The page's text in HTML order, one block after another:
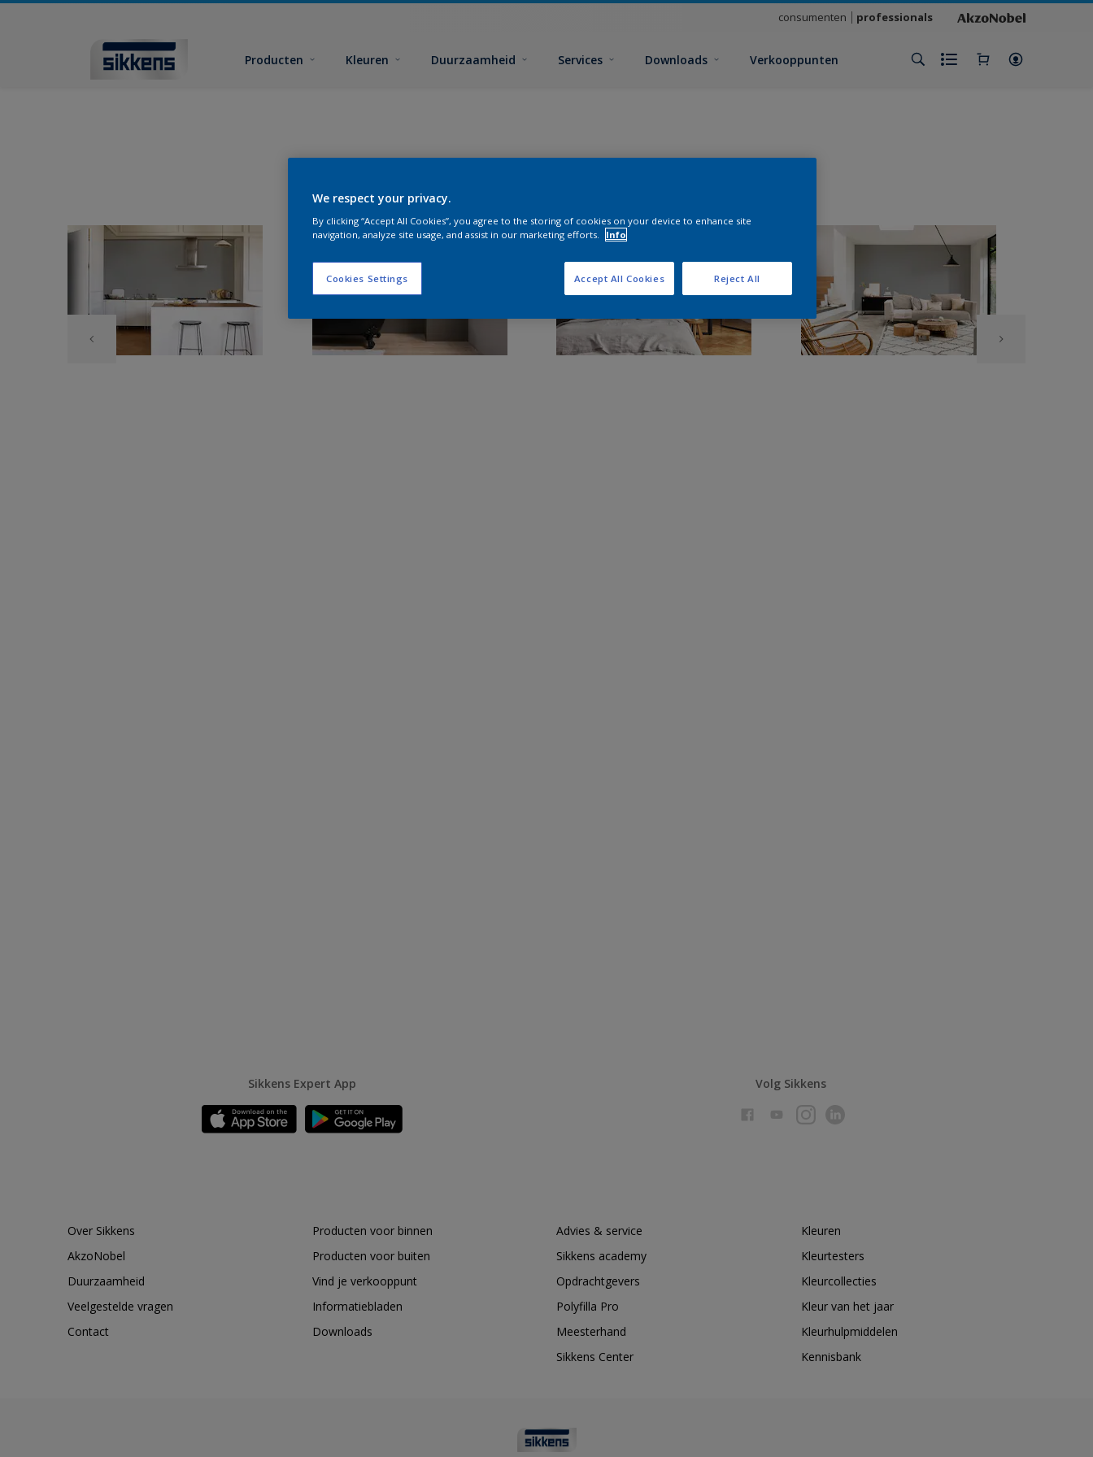
consumenten professionals
Producten Kleuren Duurzaamheid Services Downloads Verkooppunten
Sikkens Expert App Volg Sikkens
Over Sikkens
AkzoNobel
Duurzaamheid
Veelgestelde vragen
Contact
Producten voor binnen
Producten voor buiten
Vind je verkooppunt
Informatiebladen
Downloads
Advies & service
Sikkens academy
Opdrachtgevers
Polyfilla Pro
Meesterhand
Sikkens Center
Kleuren
Kleurtesters
Kleurcollecties
Kleur van het jaar
Kleurhulpmiddelen
Kennisbank
We respect your privacy.
By clicking “Accept All Cookies”, you agree to the storing of cookies on your device to enhance site
navigation, analyze site usage, and assist in our marketing efforts.
Info
Cookies Settings Reject All
Accept All Cookies